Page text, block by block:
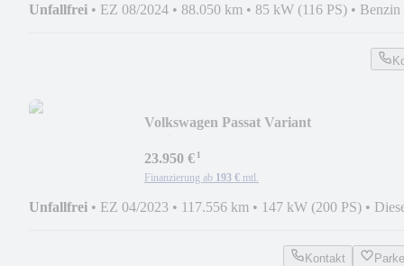
Unfallfrei • EZ 08/2024 • 88.050 km • 85 kW (116 PS) • Benzin
Volkswagen Passat Variant
23.950 €¹
Finanzierung ab 193 € mtl.
Unfallfrei • EZ 04/2023 • 117.556 km • 147 kW (200 PS) •
Kontakt